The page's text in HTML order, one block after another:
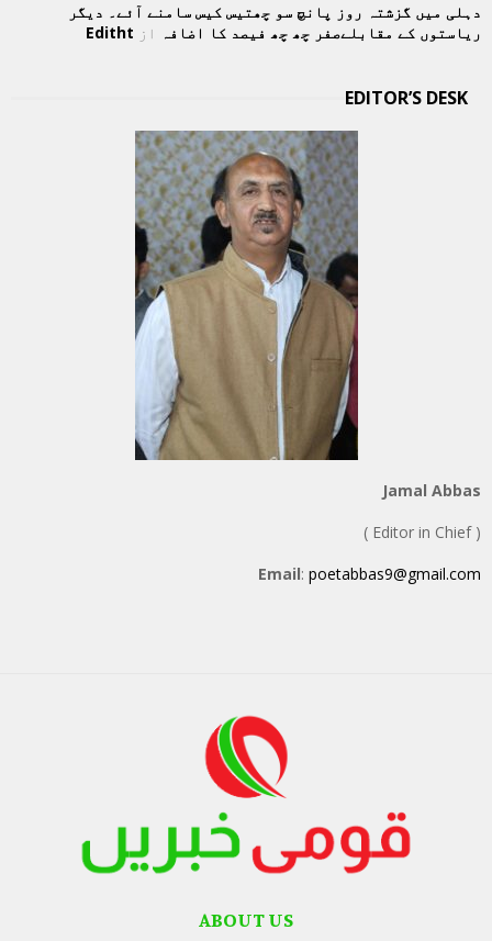
دہلی میں گزشتہ روز پانچ سو چھتیس کیس سامنے آئے۔ دیگر
ریاستوں کے مقابلےصفر چھ چھ فیصد کا اضافہ از Editht
EDITOR’S DESK
Jamal Abbas
( Editor in Chief )
Email: poetabbas9@gmail.com
ABOUT US